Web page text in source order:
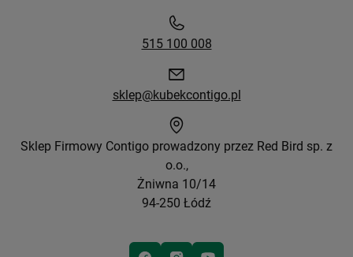
515 100 008
sklep@kubekcontigo.pl
Sklep Firmowy Contigo prowadzony przez Red Bird sp. z
o.o.,
Żniwna 10/14
94-250 Łódź